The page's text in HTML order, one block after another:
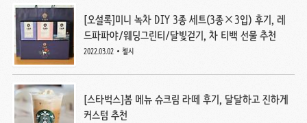
[오설록]미니 녹차 DIY 3종 세트(3종×3입) 후기, 레
드파파야/웨딩그린티/달빛걷기, 차 티백 선물 추천
2022.03.02 첼시
[스타벅스]봄 메뉴 슈크림 라떼 후기, 달달하고 진하게
커스텀 추천